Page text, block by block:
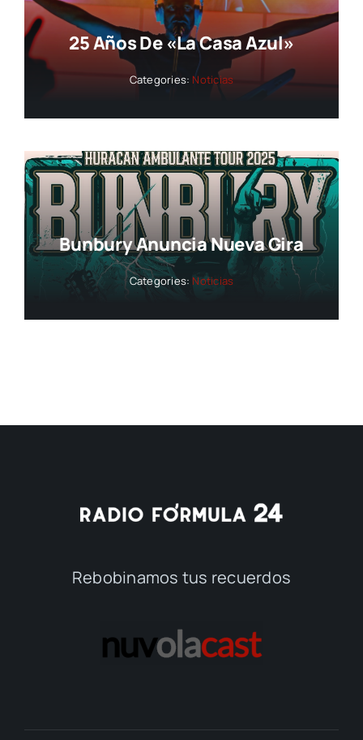
25 Años De «La Casa Azul»
Categories: Noticias
Bunbury Anuncia Nueva Gira
Categories: Noticias
Rebobinamos tus recuerdos